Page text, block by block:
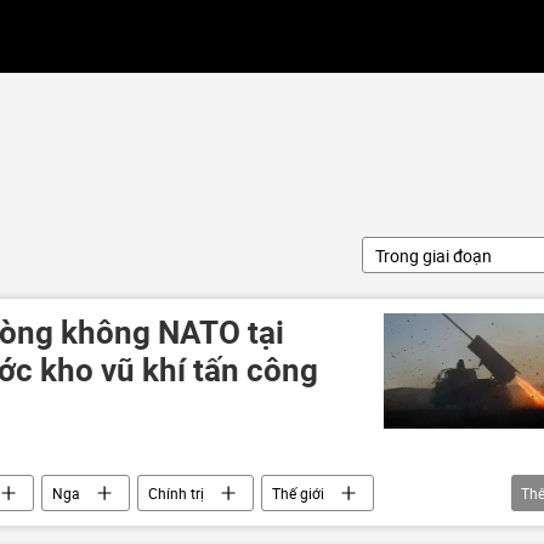
Trong giai đoạn
không NATO tại
kho vũ khí tấn công
Nga Chính trị
Thế giới
chuyên gia
máy bay không người lái